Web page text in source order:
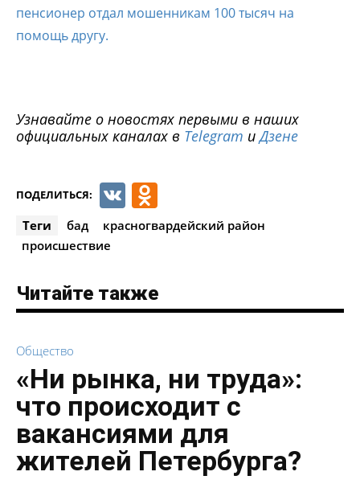
пенсионер отдал мошенникам 100 тысяч на
помощь другу.
Узнавайте о новостях первыми в наших
официальных каналах в Telegram иДзене
ПОДЕЛИТЬСЯ: VK
Теги бад
красногвардейский район
происшествие
Читайте также
Общество
«Ни рынка, ни труда»:
что происходит с
вакансиями для
жителей Петербурга?